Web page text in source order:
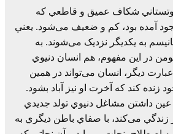
شکاف عميق و قاطعي که
آمده بود، کم و ضعيف می‌شود. يعني
به يکديگر نزديک می‌شوند. به
در اين مفهوم، هم انسان دنيوي
ديگر، انسان می‌تواند در همين
زنده کند که آخرت او نيز آباد بشود.
عين داشتن مشاغل دنيوي تولد جديدي
زندگي می‌کند، با صفاي باطن ديگري به